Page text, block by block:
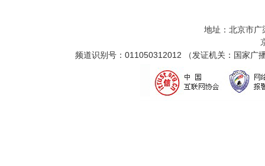
地址：北京市广
频道识别号：011050312012 （发证机关：国家广